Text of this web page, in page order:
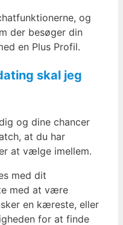
og
der besøger din
en Plus Profil.
skal jeg
og dine chancer
at du har
at vælge imellem.
med dit
med at være
en kæreste, eller
for at finde